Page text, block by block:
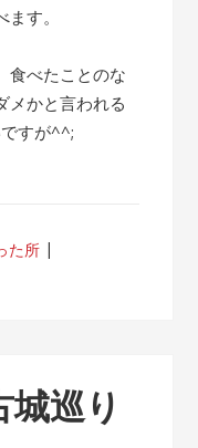
す。
食べたことのな
メかと言われる
すが^^;
た所
巡り